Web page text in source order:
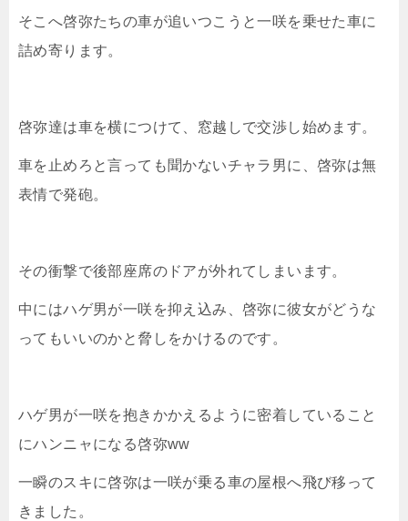
そこへ啓弥たちの車が追いつこうと一咲を乗せた車に
詰め寄ります。
啓弥達は車を横につけて、窓越しで交渉し始めます。
車を止めろと言っても聞かないチャラ男に、啓弥は無
表情で発砲。
その衝撃で後部座席のドアが外れてしまいます。
中にはハゲ男が一咲を抑え込み、啓弥に彼女がどうな
ってもいいのかと脅しをかけるのです。
ハゲ男が一咲を抱きかかえるように密着していること
にハンニャになる啓弥ww
一瞬のスキに啓弥は一咲が乗る車の屋根へ飛び移って
きました。